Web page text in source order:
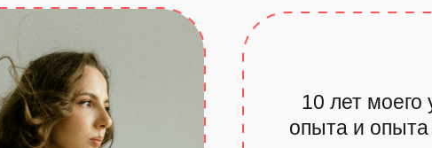
10 лет моего
опыта и